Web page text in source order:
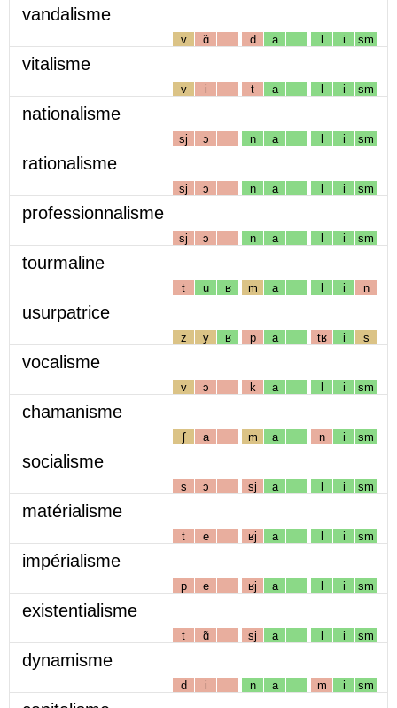
vandalisme
v ɑ̃ d a l i sm
vitalisme
v i t a l i sm
nationalisme
sj ɔ n a l i sm
rationalisme
sj ɔ n a l i sm
professionnalisme
sj ɔ n a l i sm
tourmaline
t u ʁ m a l i n
usurpatrice
z y ʁ p a tʁ i s
vocalisme
v ɔ k a l i sm
chamanisme
ʃ a m a n i sm
socialisme
s ɔ sj a l i sm
matérialisme
t e ʁj a l i sm
impérialisme
p e ʁj a l i sm
existentialisme
t ɑ̃ sj a l i sm
dynamisme
d i n a m i sm